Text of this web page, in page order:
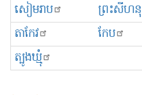
សៀមរាប
ព្រះសីហនុ
តាកែវ
កែប
ត្បូងឃ្មុំ